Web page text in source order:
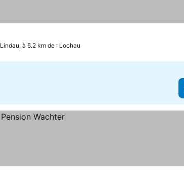
Lindau, à 5.2 km de : Lochau